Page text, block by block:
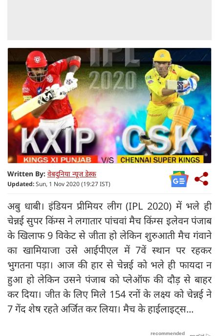
Written By: वेबदुनिया न्यूज डेस्क
Updated:Sun, 1 Nov 2020 (19:27 IST)
अबु धाबी। इंडियन प्रीमियर लीग (IPL 2020) में भले ही
चेन्नई सुपर किंग्स ने लगातार पांचवां मैच किंग्स इलेवन पंजाब
के खिलाफ 9 विकेट से जीता हो लेकिन शुरुआती मैच गंवाने
का खामियाजा उसे आईपीएल में 7वें स्थान पर रहकर
भुगतना पड़ा। आज की हार से चेन्नई को भले ही फायदा न
हुआ हो लेकिन उसने पंजाब को प्लेऑफ की दौड़ से बाहर
कर दिया। जीत के लिए मिले 154 रनों के लक्ष्य को चेन्नई ने
7 गेंद शेष रहते अर्जित कर लिया। मैच के हाईलाइट्‍स...